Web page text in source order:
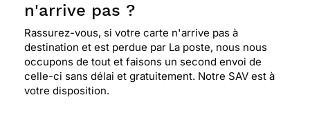
n'arrive pas ?
Rassurez-vous, si votre carte n'arrive pas à
destination et est perdue par La poste, nous nous
occupons de tout et faisons un second envoi de
celle-ci sans délai et gratuitement. Notre SAV est à
votre disposition.